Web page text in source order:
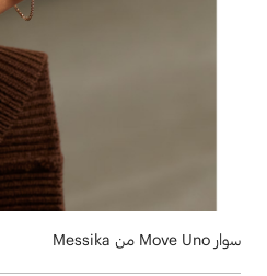
سوار Move Uno من Messika